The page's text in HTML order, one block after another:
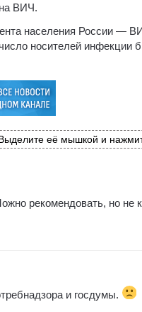
ВИЧ.
населения России —
носителей инфекции
её мышкой и
рекомендовать, но не
и госдумы.